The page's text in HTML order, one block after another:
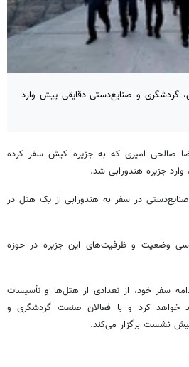
گردشگری و صنایع‌دستی دقایقی پیش وارد
صالحی امیری که به جزیره کیش سفر کرده
جزیره هندورابی شد.
در سفر به هندورابیاز یک هتل در
وضعیت و ظرفیت‌های این جزیره در حوزه
سفر خود، از تعدادی از هتل‌ها و تأسیسات
خواهد کرد و با فعالان صنعت گردشگری و
نشست برگزار می‌کند.